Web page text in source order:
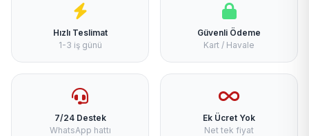
Hızlı Teslimat
1-3 iş günü
Güvenli Ödeme
Kart / Havale
7/24 Destek
WhatsApp hattı
Ek Ücret Yok
Net tek fiyat